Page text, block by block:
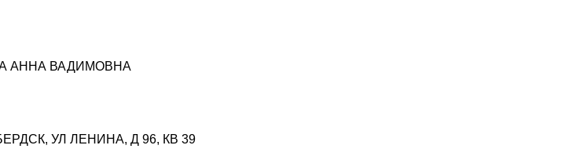
АННА ВАДИМОВНА
УЛ ЛЕНИНА, Д 96, КВ 39